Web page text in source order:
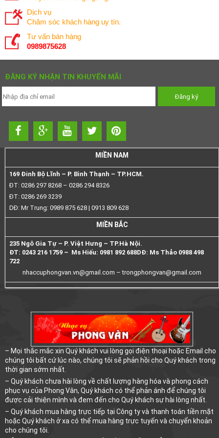
Dịch vụ
Chăm sóc khách hàng uy tín.
Tư vấn bán hàng
0989875628
ĐĂNG KÝ NHẬN TIN KHUYẾN MÃI
MIỀN NAM
169 Đinh Bộ Lĩnh – P. Bình Thạnh – TP.HCM.
ĐT: 0286 297 8268 – 0286 294 8326
ĐT: 0286 269 3239
DĐ: Mr Trung: 0989 875 628 | 0913 809 628
MIỀN BẮC
235 Ngô Gia Tự – P. Việt Hưng – TP.Hà Nội.
ĐT: 0243 216 1759 – Ms Hiếu: 0981 892 688DĐ: Ms Thảo 0988 498
722
nhaccuphongvan.vn@gmail.com –trongphongvan@gmail.com
– Mọi thắc mắc xin Quý khách vui lòng gọi điện thoại hoặc Email cho
chúng tôi bất cứ lúc nào, chúng tôi sẽ phản hồi cho Quý khách trong
thời gian sớm nhất.
– Quý khách chưa hài lòng về chất lượng hàng hóa và phong cách
phục vụ của Phong Vân, Quý khách có thể phản ánh để chúng tôi
được cải thiện mình và đem đến cho Quý khách sự hài lòng nhất.
– Quý khách mua hàng trực tiếp tại Công ty và thanh toán tiền mặt
hoặc Quý khách ở xa có thể mua hàng trực tuyến và chuyển khoản
cho chúng tôi.